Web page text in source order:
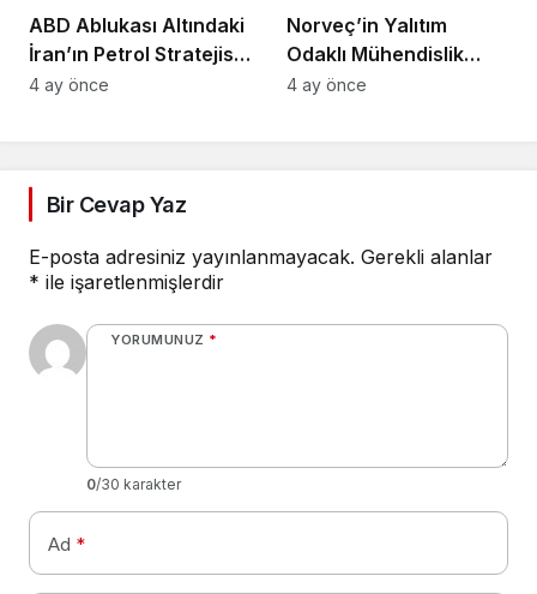
ABD Ablukası Altındaki
İran’ın Petrol Stratejisi:
Üretim 15 Gün İçinde
4 ay önce
Norveç’in Yalıtım
Odaklı Mühendislik
Yaklaşımı Isınma
4 ay önce
Bir Cevap Yaz
E-posta adresiniz yayınlanmayacak. Gerekli alanlar
* ile işaretlenmişlerdir
YORUMUNUZ *
0/30 karakter
Ad *